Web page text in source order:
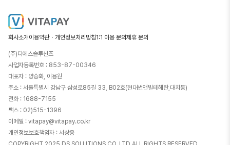
회사소개 이용약관・개인정보처리방침1:1 이용 문의제휴 문의
(주)디에스솔루션즈
사업자등록번호 : 853-87-00346
대표자 : 양승화, 이용원
주소 : 서울특별시 강남구 삼성로85길 33, B02호(현대썬앤빌테헤란,대치동)
전화 : 1688-7155
팩스 : 02)515-1396
이메일 : vitapay@vitapay.co.kr
개인정보보호책임자 : 서상용